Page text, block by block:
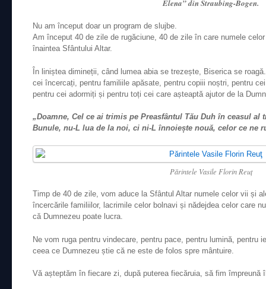
Elena” din Straubing-Bogen.
Nu am început doar un program de slujbe.
Am început 40 de zile de rugăciune, 40 de zile în care numele
înaintea Sfântului Altar.
În liniștea dimineții, când lumea abia se trezește, Biserica se
cei încercați, pentru familiile apăsate, pentru copiii noștri, pentru
pentru cei adormiți și pentru toți cei care așteaptă ajutor de la
„Doamne, Cel ce ai trimis pe Preasfântul Tău Duh în ceasul al
Bunule, nu-L lua de la noi, ci ni-L înnoiește nouă, celor ce ne
Părintele Vasile Florin Reuţ
Timp de 40 de zile, vom aduce la Sfântul Altar numele celor vii și
încercările familiilor, lacrimile celor bolnavi și nădejdea celor care
că Dumnezeu poate lucra.
Ne vom ruga pentru vindecare, pentru pace, pentru lumină, pentru
ceea ce Dumnezeu știe că ne este de folos spre mântuire.
Vă așteptăm în fiecare zi, după puterea fiecăruia, să fim împreună